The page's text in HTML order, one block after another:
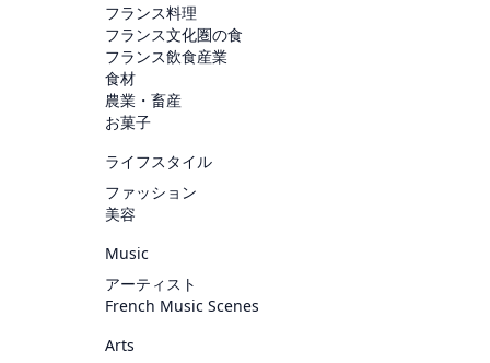
フランス料理
フランス文化圏の食
フランス飲食産業
食材
農業・畜産
お菓子
ライフスタイル
ファッション
美容
Music
アーティスト
French Music Scenes
Arts